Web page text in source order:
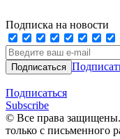
Подписка на новости
Подписаться
Subscribe
© Все права защищены.
только с письменного